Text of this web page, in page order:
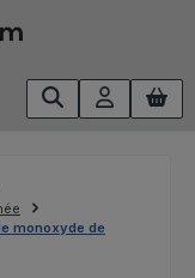
monoxyde de